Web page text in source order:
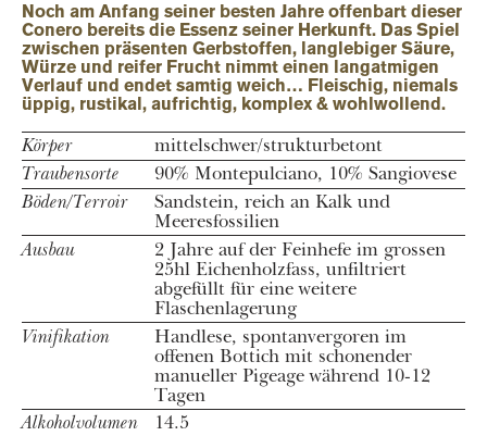
Noch am Anfang seiner besten Jahre offenbart dieser
Conero bereits die Essenz seiner Herkunft. Das Spiel
zwischen präsenten Gerbstoffen, langlebiger Säure,
Würze und reifer Frucht nimmt einen langatmigen
Verlauf und endet samtig weich… Fleischig, niemals
üppig, rustikal, aufrichtig, komplex & wohlwollend.
Körper
mittelschwer/strukturbetont
Traubensorte
90% Montepulciano, 10% Sangiovese
Böden/Terroir
Sandstein, reich an Kalk und
Meeresfossilien
Ausbau
2 Jahre auf der Feinhefe im grossen
25hl Eichenholzfass, unfiltriert
abgefüllt für eine weitere
Flaschenlagerung
Vinifikation
Handlese, spontanvergoren im
offenen Bottich mit schonender
manueller Pigeage während 10-12
Tagen
Alkoholvolumen
14.5